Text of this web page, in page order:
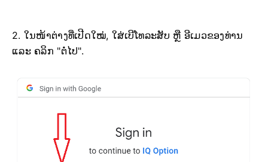
2. ໃນໜ້າຕ່າງທີ່ເປີດໃໝ່, ໃສ່ເບີໂທລະສັບ ຫຼື ອີເມວຂອງທ່ານ
ແລະ ຄລິກ "ຕໍ່ໄປ".